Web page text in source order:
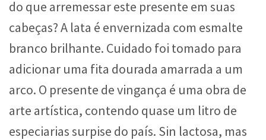
do que arremessar este presente em suas
cabeças? A lata é envernizada com esmalte
branco brilhante. Cuidado foi tomado para
adicionar uma fita dourada amarrada a um
arco. O presente de vingança é uma obra de
arte artística, contendo quase um litro de
especiarias surpise do país. Sin lactosa, mas